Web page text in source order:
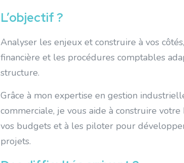
L’objectif ?
Analyser les enjeux et construire à vos
financière et les procédures comptables
structure.
Grâce à mon expertise en gestion
commerciale, je vous aide à construire votre
vos budgets et à les piloter pour
projets.